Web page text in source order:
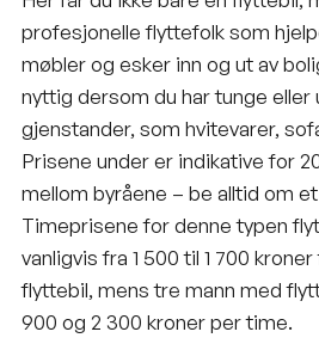
profesjonelle flyttefolk som
møbler og esker inn og ut av
nyttig dersom du har tunge eller
gjenstander, som hvitevarer,
Prisene under er indikative for
mellom byråene – be alltid om
Timeprisene for denne typen
vanligvis fra 1 500 til 1 700
flyttebil, mens tre mann med
900 og 2 300 kroner per time.